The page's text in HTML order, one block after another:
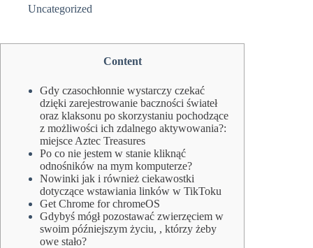
Uncategorized
Content
Gdy czasochłonnie wystarczy czekać
dzięki zarejestrowanie baczności świateł
oraz klaksonu po skorzystaniu pochodzące
z możliwości ich zdalnego aktywowania?:
miejsce Aztec Treasures
Po co nie jestem w stanie kliknąć
odnośników na mym komputerze?
Nowinki jak i również ciekawostki
dotyczące wstawiania linków w TikToku
Get Chrome for chromeOS
Gdybyś mógł pozostawać zwierzęciem w
swoim późniejszym życiu, , którzy żeby
owe stało?